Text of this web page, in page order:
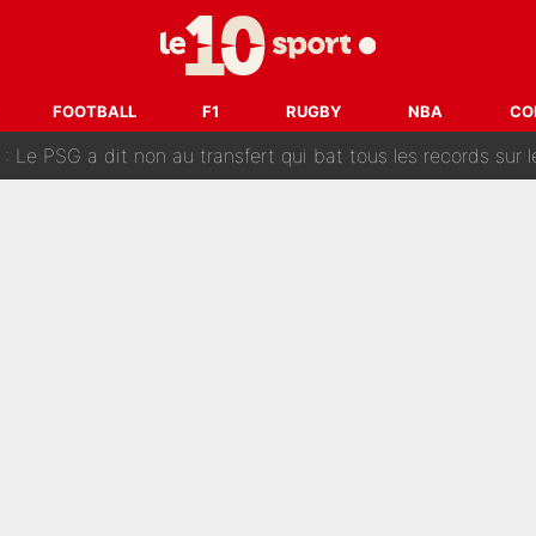
FOOTBALL F1 RUGBY NBA
et va entrer dans une nouvelle dimension :
fait une offre pour recruter un ancien joueur du
: Le PSG a dit non au transfert qui bat tous les records sur